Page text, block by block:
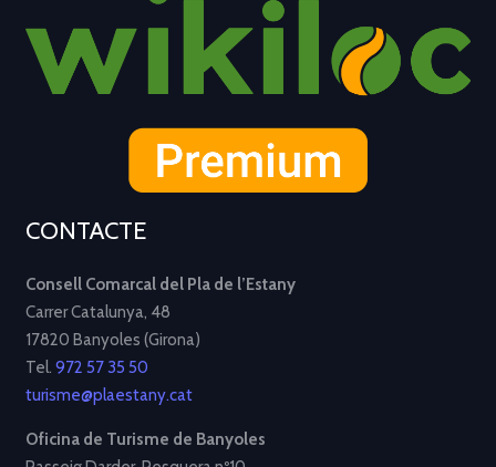
CONTACTE
Consell Comarcal del Pla de l’Estany
Carrer Catalunya, 48
17820 Banyoles (Girona)
Tel. 972 57 35 50
turisme@plaestany.cat
Oficina de Turisme de Banyoles